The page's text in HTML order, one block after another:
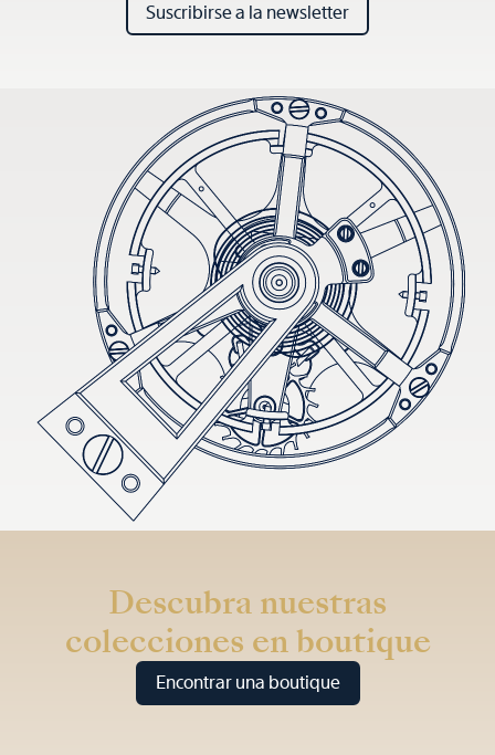
Suscribirse a la newsletter
Descubra nuestras
colecciones en boutique
Encontrar una boutique